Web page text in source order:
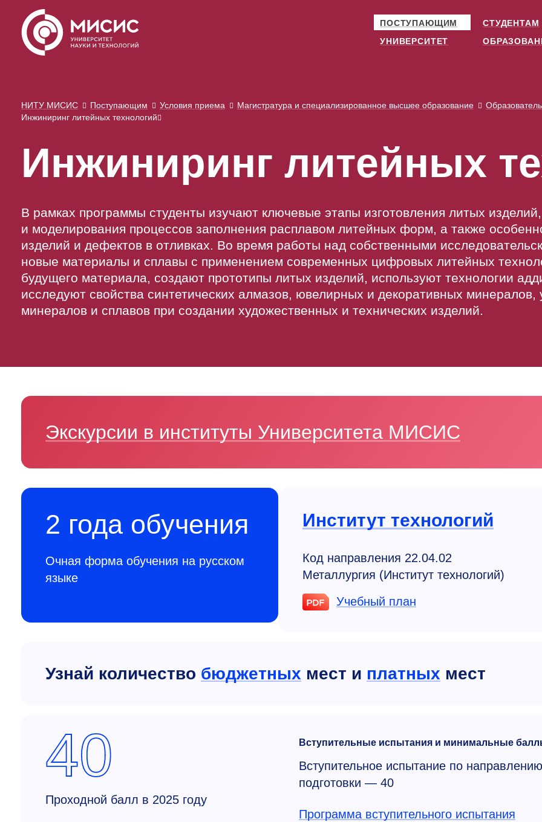
ПОСТУПАЮЩИМ
СТУДЕНТАМ
УНИВЕРСИТЕТ
НИТУ МИСИС Поступающим Условия приема Магистратура и специализированное высшее образование
Инжиниринг литейных технологий
Инжиниринг литейных
В рамках программы студенты изучают ключевые этапы изготовления литых
и моделирования процессов заполнения расплавом литейных форм, а также
изделий и дефектов в отливках. Во время работы над собственными
новые материалы и сплавы с применением современных цифровых литейных
будущего материала, создают прототипы литых изделий, используют технологии
исследуют свойства синтетических алмазов, ювелирных и декоративных минералов,
минералов и сплавов при создании художественных и технических изделий.
Экскурсии в институты Университета МИСИС
2 года обучения
Очная форма обучения на русском
языке
Институт технологий
Код направления 22.04.02
Металлургия (Институт технологий)
Учебный план
Узнай количество бюджетных мест и платных мест
40
Проходной балл в 2025 году
Вступительные испытания и минимальные
Вступительное испытание по направлению
подготовки — 40
Программа вступительного испытания